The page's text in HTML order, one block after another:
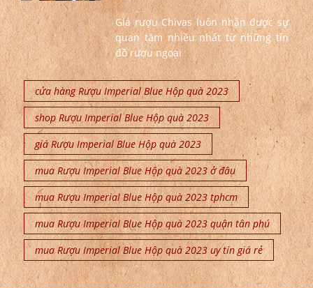
Giá rượu Chivas luôn nhận được sự
quan tâm nhiều nhất từ những tín
đồ rượu ngoại
cửa hàng Rượu Imperial Blue Hộp quà 2023
shop Rượu Imperial Blue Hộp quà 2023
giá Rượu Imperial Blue Hộp quà 2023
mua Rượu Imperial Blue Hộp quà 2023 ở đâu
mua Rượu Imperial Blue Hộp quà 2023 tphcm
mua Rượu Imperial Blue Hộp quà 2023 quận tân phú
mua Rượu Imperial Blue Hộp quà 2023 uy tín giá rẻ